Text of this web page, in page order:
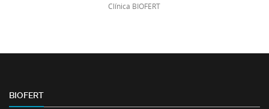
Clínica BIOFERT
BIOFERT